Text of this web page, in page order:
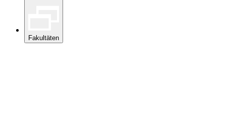
Fakultäten